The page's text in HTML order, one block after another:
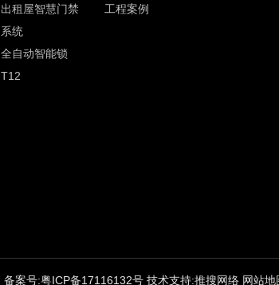
出租屋智慧门禁
系统
全自动智能锁
T12
工程案例
备案号:粤ICP备17116132号 技术支持:推搜网络 网站地